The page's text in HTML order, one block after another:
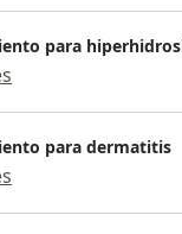
para
para dermatitis